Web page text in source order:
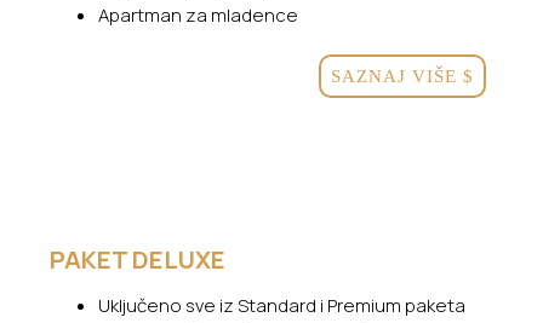
Apartman za mladence
SAZNAJ VIŠE $
PAKET DELUXE
Uključeno sve iz Standard i Premium paketa